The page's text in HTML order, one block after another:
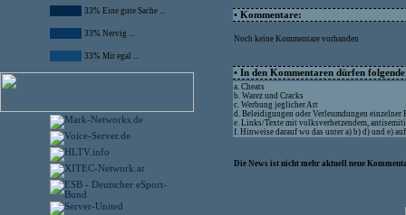
33% Eine gute Sache ...
33% Nervig ...
33% Mir egal ...
• Kommentare:
Noch keine Kommentare vorhanden
• In den Kommentaren dürfen
a. Cheats
b. Warez und Cracks
c. Werbung jeglicher Art
d. Beleidigungen oder Verleumdungen einzelner
e. Links/Texte mit volksverhetzendem,
f. Hinweise darauf wo das unter a) b) d) und e)
Die News ist nicht mehr aktuell neue